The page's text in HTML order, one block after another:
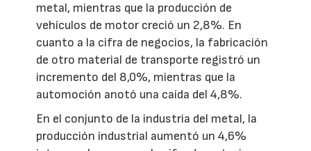
metal, mientras que la producción de
vehículos de motor creció un 2,8%. En
cuanto a la cifra de negocios, la fabricación
de otro material de transporte registró un
incremento del 8,0%, mientras que la
automoción anotó una caída del 4,8%.
En el conjunto de la industria del metal, la
producción industrial aumentó un 4,6%